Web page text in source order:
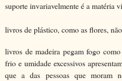
suporte invariavelmente é a matéria
livros de plástico, como as flores,
livros de madeira pegam fogo
frio e umidade excessivos
que a das pessoas que moram